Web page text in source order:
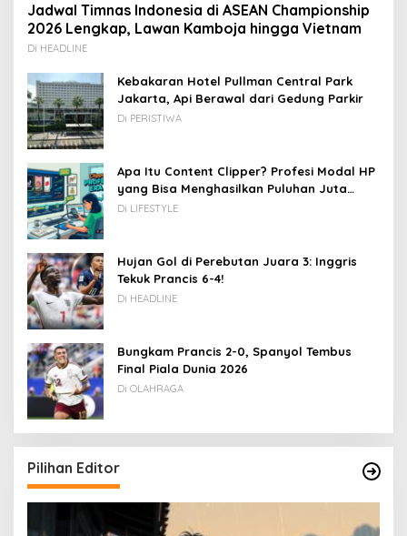
Jadwal Timnas Indonesia di ASEAN Championship
2026 Lengkap, Lawan Kamboja hingga Vietnam
Di HEADLINE
Kebakaran Hotel Pullman Central Park
Jakarta, Api Berawal dari Gedung Parkir
Di PERISTIWA
Apa Itu Content Clipper? Profesi Modal HP
yang Bisa Menghasilkan Puluhan Juta
Rupiah
Di LIFESTYLE
Hujan Gol di Perebutan Juara 3: Inggris
Tekuk Prancis 6-4!
Di HEADLINE
Bungkam Prancis 2-0, Spanyol Tembus
Final Piala Dunia 2026
Di OLAHRAGA
Pilihan Editor